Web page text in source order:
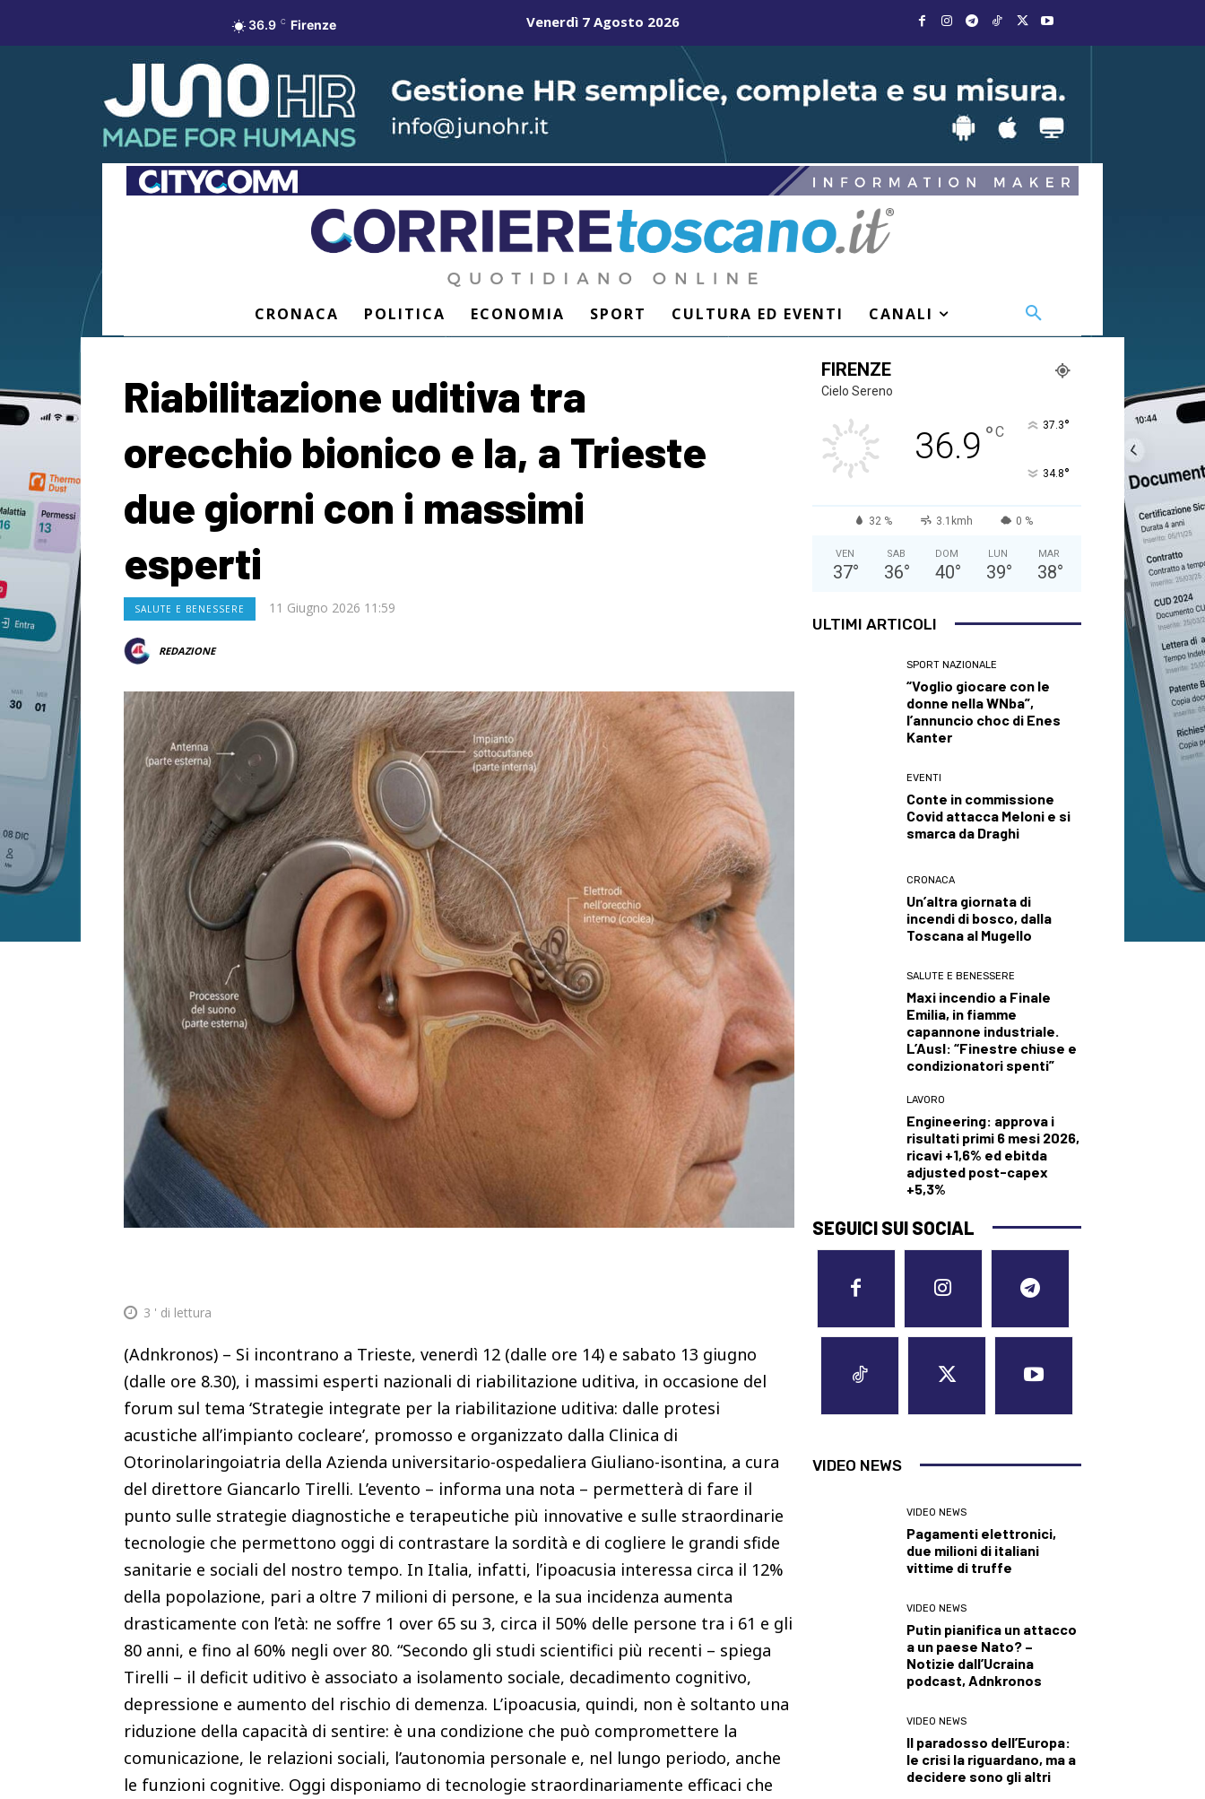
36.9 C Firenze Venerdì 7 Agosto 2026
CRONACA POLITICA ECONOMIA SPORT CULTURA ED EVENTI CANALI
Riabilitazione uditiva tra
orecchio bionico e Ia, a Trieste
due giorni con i massimi
esperti
SALUTE E BENESSERE 11 Giugno 2026 11:59
REDAZIONE
3 ' di lettura
(Adnkronos) – Si incontrano a Trieste, venerdì 12 (dalle ore 14) e sabato 13 giugno
(dalle ore 8.30), i massimi esperti nazionali di riabilitazione uditiva, in occasione del
forum sul tema ‘Strategie integrate per la riabilitazione uditiva: dalle protesi
acustiche all’impianto cocleare’, promosso e organizzato dalla Clinica di
Otorinolaringoiatria della Azienda universitario-ospedaliera Giuliano-isontina, a cura
del direttore Giancarlo Tirelli. L’evento – informa una nota – permetterà di fare il
punto sulle strategie diagnostiche e terapeutiche più innovative e sulle straordinarie
tecnologie che permettono oggi di contrastare la sordità e di cogliere le grandi sfide
sanitarie e sociali del nostro tempo. In Italia, infatti, l’ipoacusia interessa circa il 12%
della popolazione, pari a oltre 7 milioni di persone, e la sua incidenza aumenta
drasticamente con l’età: ne soffre 1 over 65 su 3, circa il 50% delle persone tra i 61 e gli
80 anni, e fino al 60% negli over 80. “Secondo gli studi scientifici più recenti – spiega
Tirelli – il deficit uditivo è associato a isolamento sociale, decadimento cognitivo,
depressione e aumento del rischio di demenza. L’ipoacusia, quindi, non è soltanto una
riduzione della capacità di sentire: è una condizione che può compromettere la
comunicazione, le relazioni sociali, l’autonomia personale e, nel lungo periodo, anche
le funzioni cognitive. Oggi disponiamo di tecnologie straordinariamente efficaci che
FIRENZE
Cielo Sereno
36.9 °C 37.3°
34.8°
32 % 3.1kmh 0 %
VEN
37°
SAB
36°
DOM
40°
LUN
39°
MAR
38°
ULTIMI ARTICOLI
SPORT NAZIONALE
“Voglio giocare con le
donne nella WNba”,
l’annuncio choc di Enes
Kanter
EVENTI
Conte in commissione
Covid attacca Meloni e si
smarca da Draghi
CRONACA
Un’altra giornata di
incendi di bosco, dalla
Toscana al Mugello
SALUTE E BENESSERE
Maxi incendio a Finale
Emilia, in fiamme
capannone industriale.
L’Ausl: “Finestre chiuse e
condizionatori spenti”
LAVORO
Engineering: approva i
risultati primi 6 mesi 2026,
ricavi +1,6% ed ebitda
adjusted post-capex
+5,3%
SEGUICI SUI SOCIAL
VIDEO NEWS
VIDEO NEWS
Pagamenti elettronici,
due milioni di italiani
vittime di truffe
VIDEO NEWS
Putin pianifica un attacco
a un paese Nato? –
Notizie dall’Ucraina
podcast, Adnkronos
VIDEO NEWS
Il paradosso dell’Europa:
le crisi la riguardano, ma a
decidere sono gli altri